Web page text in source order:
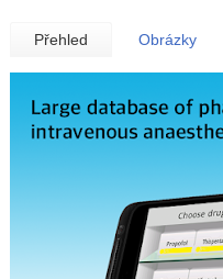
Přehled Obrázky